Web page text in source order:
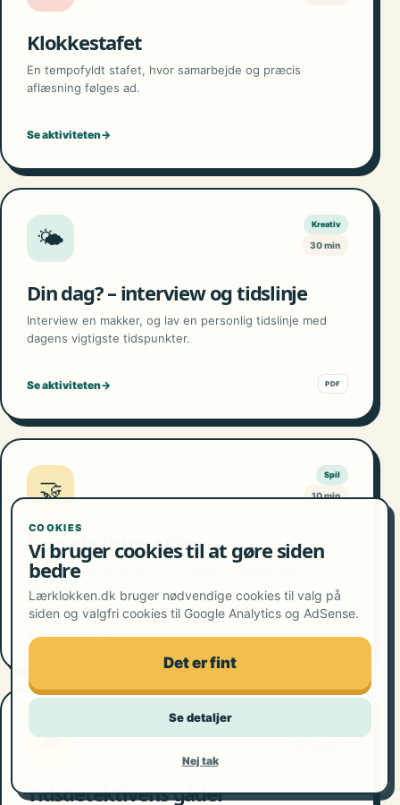
Klokkestafet
En tempofyldt stafet, hvor samarbejde og præcis
aflæsning følges ad.
Se aktiviteten→
🌤️
Kreativ
30 min
Din dag? – interview og tidslinje
Interview en makker, og lav en personlig tidslinje med
dagens vigtigste tidspunkter.
Se aktiviteten→ PDF
🤝
Spil
10 min
Find din tidsmakker
Halvdelen får analoge ure, halvdelen digitale tider – og
alle skal finde deres match.
Se aktiviteten→
🕵️
Tidsdetektivens gåder
COOKIES
Vi bruger cookies til at gøre siden
bedre
Lærklokken.dk bruger nødvendige cookies til valg på
siden og valgfri cookies til Google Analytics og AdSense.
Det er fint
Se detaljer
Nej tak